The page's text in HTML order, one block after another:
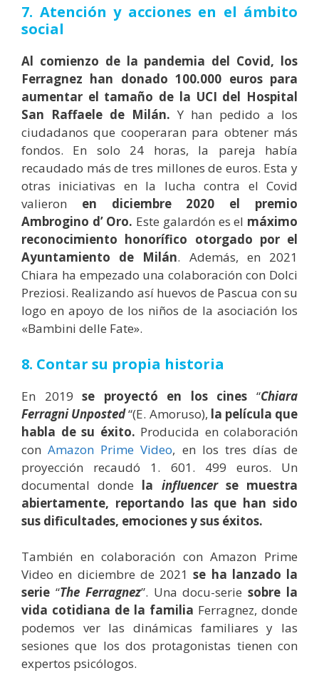
7. Atención y acciones en el ámbito
social
Al comienzo de la pandemia del Covid, los
Ferragnez han donado 100.000 euros para
aumentar el tamaño de la UCI del Hospital
San Raffaele de Milán. Y han pedido a los
ciudadanos que cooperaran para obtener más
fondos. En solo 24 horas, la pareja había
recaudado más de tres millones de euros. Esta y
otras iniciativas en la lucha contra el Covid
valieron en diciembre 2020 el premio
Ambrogino d’ Oro. Este galardón es el máximo
reconocimiento honorífico otorgado por el
Ayuntamiento de Milán. Además, en 2021
Chiara ha empezado una colaboración con Dolci
Preziosi. Realizando así huevos de Pascua con su
logo en apoyo de los niños de la asociación los
«Bambini delle Fate».
8. Contar su propia historia
En 2019se proyectó en los cines “Chiara
Ferragni Unposted“(E. Amoruso), la película que
habla de su éxito. Producida en colaboración
conAmazon Prime Video, en los tres días de
proyección recaudó 1. 601. 499 euros. Un
documental donde la influencer se muestra
abiertamente, reportando las que han sido
sus dificultades, emociones y sus éxitos.
También en colaboración con Amazon Prime
Video en diciembre de 2021se ha lanzado la
serie “The Ferragnez”. Una docu-seriesobre la
vida cotidiana de la familia Ferragnez, donde
podemos ver las dinámicas familiares y las
sesiones que los dos protagonistas tienen con
expertos psicólogos.